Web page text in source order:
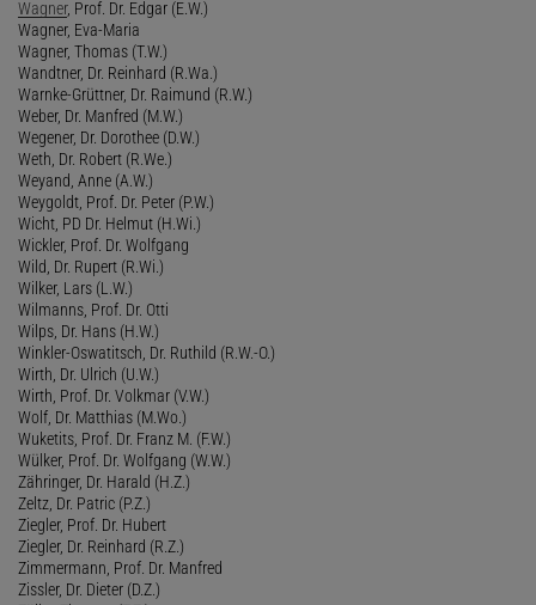
Wagner, Prof. Dr. Edgar (E.W.)
Wagner, Eva-Maria
Wagner, Thomas (T.W.)
Wandtner, Dr. Reinhard (R.Wa.)
Warnke-Grüttner, Dr. Raimund (R.W.)
Weber, Dr. Manfred (M.W.)
Wegener, Dr. Dorothee (D.W.)
Weth, Dr. Robert (R.We.)
Weyand, Anne (A.W.)
Weygoldt, Prof. Dr. Peter (P.W.)
Wicht, PD Dr. Helmut (H.Wi.)
Wickler, Prof. Dr. Wolfgang
Wild, Dr. Rupert (R.Wi.)
Wilker, Lars (L.W.)
Wilmanns, Prof. Dr. Otti
Wilps, Dr. Hans (H.W.)
Winkler-Oswatitsch, Dr. Ruthild (R.W.-O.)
Wirth, Dr. Ulrich (U.W.)
Wirth, Prof. Dr. Volkmar (V.W.)
Wolf, Dr. Matthias (M.Wo.)
Wuketits, Prof. Dr. Franz M. (F.W.)
Wülker, Prof. Dr. Wolfgang (W.W.)
Zähringer, Dr. Harald (H.Z.)
Zeltz, Dr. Patric (P.Z.)
Ziegler, Prof. Dr. Hubert
Ziegler, Dr. Reinhard (R.Z.)
Zimmermann, Prof. Dr. Manfred
Zissler, Dr. Dieter (D.Z.)